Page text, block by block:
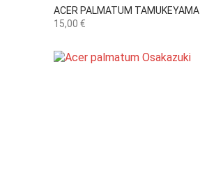
ACER PALMATUM TAMUKEYAMA
Precio
15,00 €
 Vista rápida